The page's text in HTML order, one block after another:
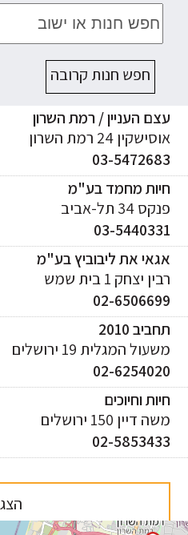
חפש חנות קרובה
העניין / רמת השרון
24 רמת השרון
03-
מחמד בע"מ
34 תל-אביב
03-
את ליבוביץ בע"מ
יצחק 1 בית שמש
02-
2010
המגלית 19 ירושלים
02-
וחיוכים
150 ירושלים
02-
הצג עוד